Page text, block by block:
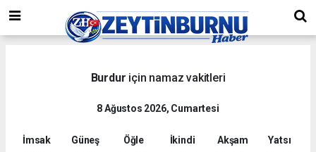
Burdur için namaz vakitleri
8 Ağustos 2026, Cumartesi
İmsak
Güneş
Öğle
İkindi
Akşam
Yatsı